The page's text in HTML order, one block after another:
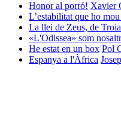
Honor al porró! Xavier
L’estabilitat que ho
La llei de Zeus, de
«L'Odissea» som
He estat en un box Pol
Espanya a l'Àfrica